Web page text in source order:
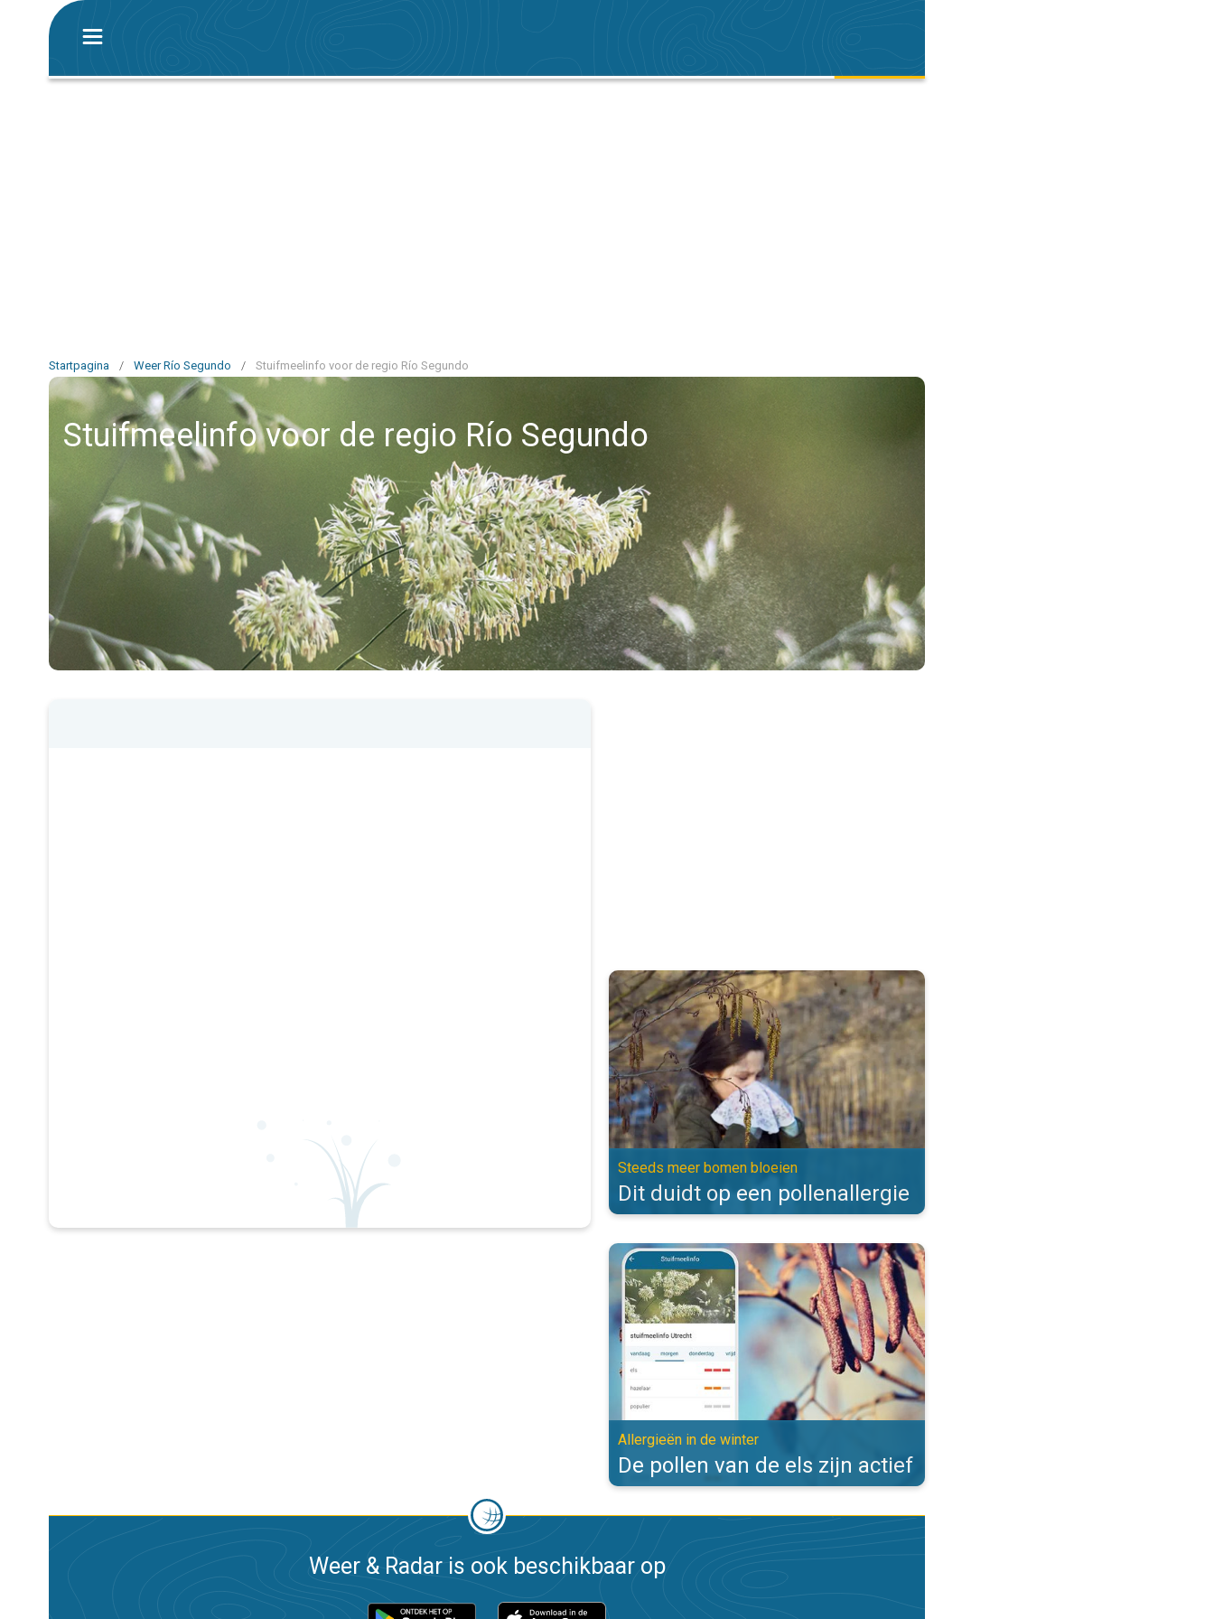
Startpagina / Weer Río Segundo / Stuifmeelinfo voor de regio Río Segundo
Stuifmeelinfo voor de regio Río Segundo
Dit duidt op een pollenallergie. Steeds meer bomen bloeien. . .
Steeds meer bomen bloeien
Dit duidt op een pollenallergie
De pollen van de els zijn actief. Allergieën in de winter. . .
Allergieën in de winter
De pollen van de els zijn actief
Weer & Radar is ook beschikbaar op